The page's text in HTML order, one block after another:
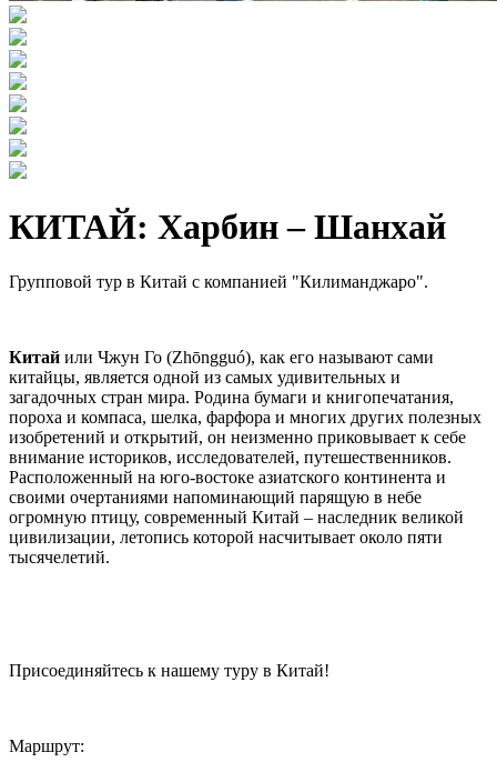
КИТАЙ: Харбин – Шанхай
Групповой тур в Китай с компанией "Килиманджаро".
Китай или Чжун Го (Zhōngguó), как его называют сами
китайцы, является одной из самых удивительных и
загадочных стран мира. Родина бумаги и книгопечатания,
пороха и компаса, шелка, фарфора и многих других полезных
изобретений и открытий, он неизменно приковывает к себе
внимание историков, исследователей, путешественников.
Расположенный на юго-востоке азиатского континента и
своими очертаниями напоминающий парящую в небе
огромную птицу, современный Китай – наследник великой
цивилизации, летопись которой насчитывает около пяти
тысячелетий.
Присоединяйтесь к нашему туру в Китай!
Маршрут: